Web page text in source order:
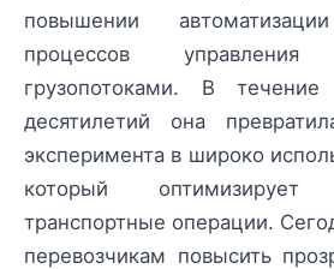
повышении
процессов
грузопотоками. В
десятилетий она
эксперимента в широко
который
транспортные операции.
перевозчикам повысить